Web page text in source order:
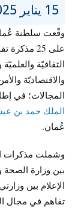
15 يناير 2025
وقّعت سلطنة
على 25
الثقافيّة
والاقتصاديّة
المجالات؛ في
الملك حمد بن
عُمان.
وشملت مذكرات
بين وزارة
الإعلام بين
تفاهم في مجال